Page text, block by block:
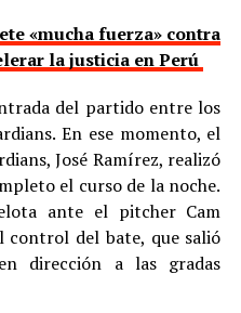
«mucha fuerza» contra
la justicia en Perú
del partido entre los
En ese momento, el
José Ramírez, realizó
el curso de la noche.
ante el pitcher Cam
control del bate, que salió
dirección a las gradas